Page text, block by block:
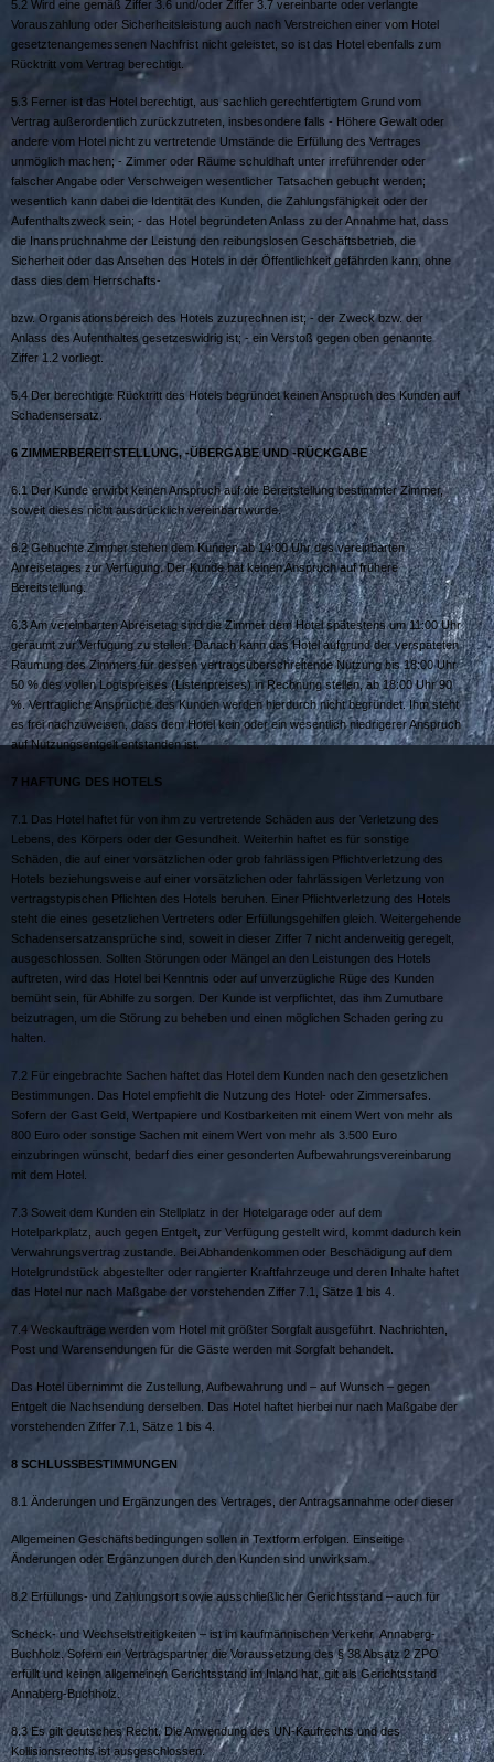
5.2 Wird eine gemäß Ziffer 3.6 und/oder Ziffer 3.7 vereinbarte oder verlangte
Vorauszahlung oder Sicherheitsleistung auch nach Verstreichen einer vom Hotel
gesetztenangemessenen Nachfrist nicht geleistet, so ist das Hotel ebenfalls zum
Rücktritt vom Vertrag berechtigt.
5.3 Ferner ist das Hotel berechtigt, aus sachlich gerechtfertigtem Grund vom
Vertrag außerordentlich zurückzutreten, insbesondere falls - Höhere Gewalt oder
andere vom Hotel nicht zu vertretende Umstände die Erfüllung des Vertrages
unmöglich machen; - Zimmer oder Räume schuldhaft unter irreführender oder
falscher Angabe oder Verschweigen wesentlicher Tatsachen gebucht werden;
wesentlich kann dabei die Identität des Kunden, die Zahlungsfähigkeit oder der
Aufenthaltszweck sein; - das Hotel begründeten Anlass zu der Annahme hat, dass
die Inanspruchnahme der Leistung den reibungslosen Geschäftsbetrieb, die
Sicherheit oder das Ansehen des Hotels in der Öffentlichkeit gefährden kann, ohne
dass dies dem Herrschafts-
bzw. Organisationsbereich des Hotels zuzurechnen ist; - der Zweck bzw. der
Anlass des Aufenthaltes gesetzeswidrig ist; - ein Verstoß gegen oben genannte
Ziffer 1.2 vorliegt.
5.4 Der berechtigte Rücktritt des Hotels begründet keinen Anspruch des Kunden auf
Schadensersatz.
6 ZIMMERBEREITSTELLUNG, -ÜBERGABE UND -RÜCKGABE
6.1 Der Kunde erwirbt keinen Anspruch auf die Bereitstellung bestimmter Zimmer,
soweit dieses nicht ausdrücklich vereinbart wurde.
6.2 Gebuchte Zimmer stehen dem Kunden ab 14:00 Uhr des vereinbarten
Anreisetages zur Verfügung. Der Kunde hat keinen Anspruch auf frühere
Bereitstellung.
6.3 Am vereinbarten Abreisetag sind die Zimmer dem Hotel spätestens um 11:00 Uhr
geräumt zur Verfügung zu stellen. Danach kann das Hotel aufgrund der verspäteten
Räumung des Zimmers für dessen vertragsüberschreitende Nutzung bis 18:00 Uhr
50 % des vollen Logispreises (Listenpreises) in Rechnung stellen, ab 18:00 Uhr 90
%. Vertragliche Ansprüche des Kunden werden hierdurch nicht begründet. Ihm steht
es frei nachzuweisen, dass dem Hotel kein oder ein wesentlich niedrigerer Anspruch
auf Nutzungsentgelt entstanden ist.
7 HAFTUNG DES HOTELS
7.1 Das Hotel haftet für von ihm zu vertretende Schäden aus der Verletzung des
Lebens, des Körpers oder der Gesundheit. Weiterhin haftet es für sonstige
Schäden, die auf einer vorsätzlichen oder grob fahrlässigen Pflichtverletzung des
Hotels beziehungsweise auf einer vorsätzlichen oder fahrlässigen Verletzung von
vertragstypischen Pflichten des Hotels beruhen. Einer Pflichtverletzung des Hotels
steht die eines gesetzlichen Vertreters oder Erfüllungsgehilfen gleich. Weitergehende
Schadensersatzansprüche sind, soweit in dieser Ziffer 7 nicht anderweitig geregelt,
ausgeschlossen. Sollten Störungen oder Mängel an den Leistungen des Hotels
auftreten, wird das Hotel bei Kenntnis oder auf unverzügliche Rüge des Kunden
bemüht sein, für Abhilfe zu sorgen. Der Kunde ist verpflichtet, das ihm Zumutbare
beizutragen, um die Störung zu beheben und einen möglichen Schaden gering zu
halten.
7.2 Für eingebrachte Sachen haftet das Hotel dem Kunden nach den gesetzlichen
Bestimmungen. Das Hotel empfiehlt die Nutzung des Hotel- oder Zimmersafes.
Sofern der Gast Geld, Wertpapiere und Kostbarkeiten mit einem Wert von mehr als
800 Euro oder sonstige Sachen mit einem Wert von mehr als 3.500 Euro
einzubringen wünscht, bedarf dies einer gesonderten Aufbewahrungsvereinbarung
mit dem Hotel.
7.3 Soweit dem Kunden ein Stellplatz in der Hotelgarage oder auf dem
Hotelparkplatz, auch gegen Entgelt, zur Verfügung gestellt wird, kommt dadurch kein
Verwahrungsvertrag zustande. Bei Abhandenkommen oder Beschädigung auf dem
Hotelgrundstück abgestellter oder rangierter Kraftfahrzeuge und deren Inhalte haftet
das Hotel nur nach Maßgabe der vorstehenden Ziffer 7.1, Sätze 1 bis 4.
7.4 Weckaufträge werden vom Hotel mit größter Sorgfalt ausgeführt. Nachrichten,
Post und Warensendungen für die Gäste werden mit Sorgfalt behandelt.
Das Hotel übernimmt die Zustellung, Aufbewahrung und – auf Wunsch – gegen
Entgelt die Nachsendung derselben. Das Hotel haftet hierbei nur nach Maßgabe der
vorstehenden Ziffer 7.1, Sätze 1 bis 4.
8 SCHLUSSBESTIMMUNGEN
8.1 Änderungen und Ergänzungen des Vertrages, der Antragsannahme oder dieser
Allgemeinen Geschäftsbedingungen sollen in Textform erfolgen. Einseitige
Änderungen oder Ergänzungen durch den Kunden sind unwirksam.
8.2 Erfüllungs- und Zahlungsort sowie ausschließlicher Gerichtsstand – auch für
Scheck- und Wechselstreitigkeiten – ist im kaufmännischen Verkehr Annaberg-
Buchholz. Sofern ein Vertragspartner die Voraussetzung des § 38 Absatz 2 ZPO
erfüllt und keinen allgemeinen Gerichtsstand im Inland hat, gilt als Gerichtsstand
Annaberg-Buchholz.
8.3 Es gilt deutsches Recht. Die Anwendung des UN-Kaufrechts und des
Kollisionsrechts ist ausgeschlossen.